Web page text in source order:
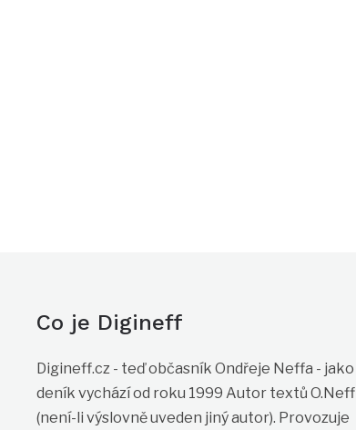
Co je Digineff
Digineff.cz - teď občasník Ondřeje Neffa - jako
deník vychází od roku 1999 Autor textů O.Neff
(není-li výslovně uveden jiný autor). Provozuje